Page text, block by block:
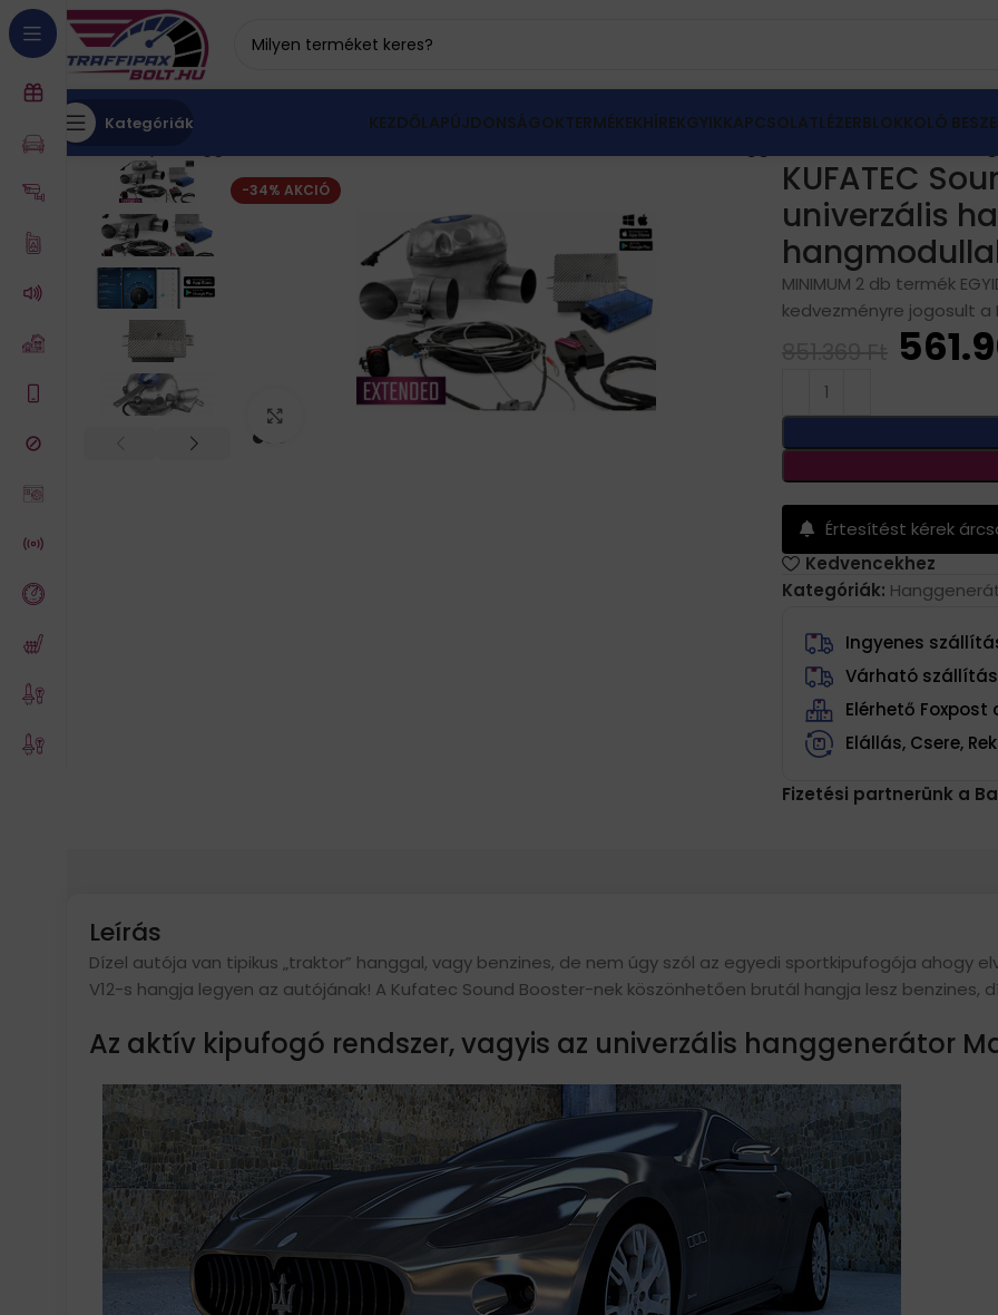
Kategóriák KEZDŐLAPÚJDONSÁGOKTERMÉKEKHÍREKGYIKKAPCSOLATLÉZERBLOKKOLÓ
Kezdőlap
-34% AKCIÓ
KUFATEC
univerzális
MINIMUM 2 db termék
kedvezményre jogosult a
Értesítést kérek
Kedvencekhez
Kategóriák:
Ingyenes
Várható
Elérhető
Elállás, Csere,
Fizetési partnerünk a
Leírás
Dízel autója van tipikus „traktor” hanggal, vagy benzines, de nem úgy szól az egyedi sportkipufogója ahogy
V12-s hangja legyen az autójának! A Kufatec Sound Booster-nek köszönhetően brutál hangja lesz benzines,
Az aktív kipufogó rendszer, vagyis az univerzális hanggenerátor